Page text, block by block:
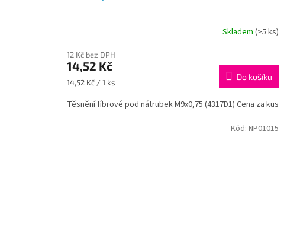
Skladem(>5 ks)
12 Kč bez DPH
14,52 Kč
Měrná
14,52 Kč / 1 ks
Do košíku
Těsnění fíbrové pod nátrubek M9x0,75 (4317D1) Cena za kus
Kód:NP01015